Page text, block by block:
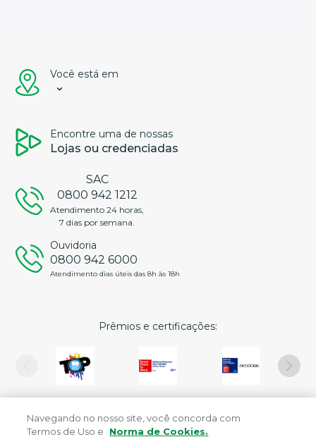
Você está em
Encontre uma de nossas
Lojas ou credenciadas
SAC
0800 942 1212
Atendimento 24 horas,
7 dias por semana.
Ouvidoria
0800 942 6000
Atendimento dias úteis das 8h às 18h
Prêmios e certificações:
Navegando no nosso site, você concorda com
Termos de Uso e
Norma de Cookies.